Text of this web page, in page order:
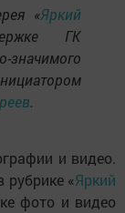
«Яркий
ГК
значимого
.
и видео.
«Яркий
фото и видео